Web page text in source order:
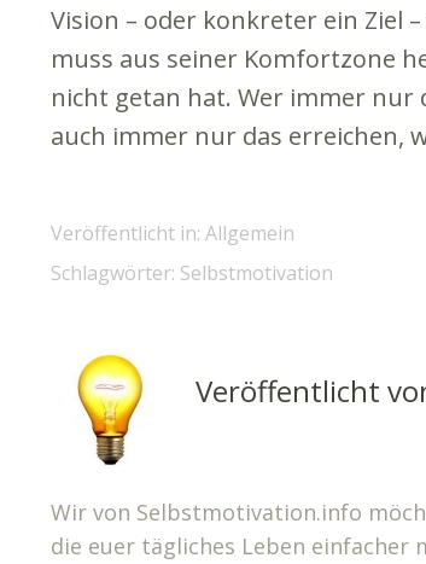
Vision – oder konkreter ein Ziel
muss aus seiner Komfortzone
nicht getan hat. Wer immer nur
auch immer nur das erreichen,
Veröffentlicht in: Allgemein
Schlagwörter: Selbstmotivation
Veröffentlicht
Wir von Selbstmotivation.info
die euer tägliches Leben einfacher